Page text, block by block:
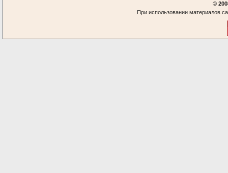
©
При использовании материалов